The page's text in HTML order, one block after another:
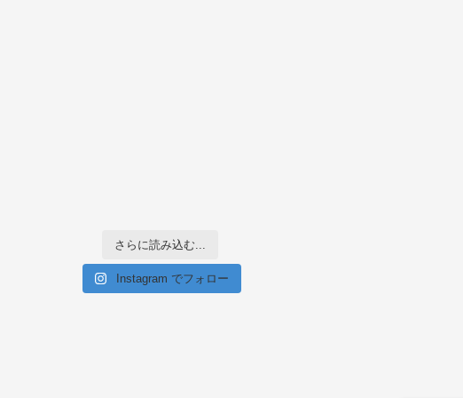
さらに読み込む...
Instagram でフォロー